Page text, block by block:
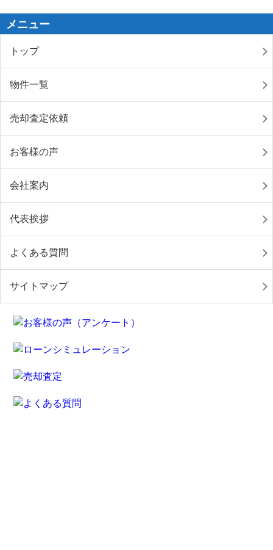
メニュー
トップ
物件一覧
売却査定依頼
お客様の声
会社案内
代表挨拶
よくある質問
サイトマップ